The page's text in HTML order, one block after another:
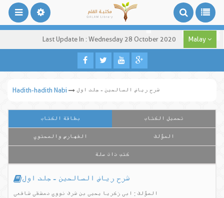
Last Update In : Wednesday 28 October 2020 Malay
Hadith-hadith Nabi شرح ریاض الصالحین - جلد اول
بطاقة الكتاب تحميل الكتاب
الفهارس والمحتوي المؤلف
كتب ذات صلة
شرح ریاض الصالحین - جلد اول
المؤلف : ابی زکریا یحیی بن شرف نووی دمشقی شافعی